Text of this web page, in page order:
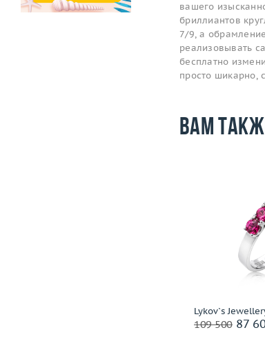
вашего
бриллиантов
7/9, а
реализовывать
бесплатно
просто шикарно,
Вам
Lykov`s
109 50087
Материал